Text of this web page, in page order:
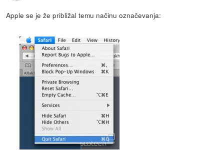
Apple se je že približal temu načinu označevanja: